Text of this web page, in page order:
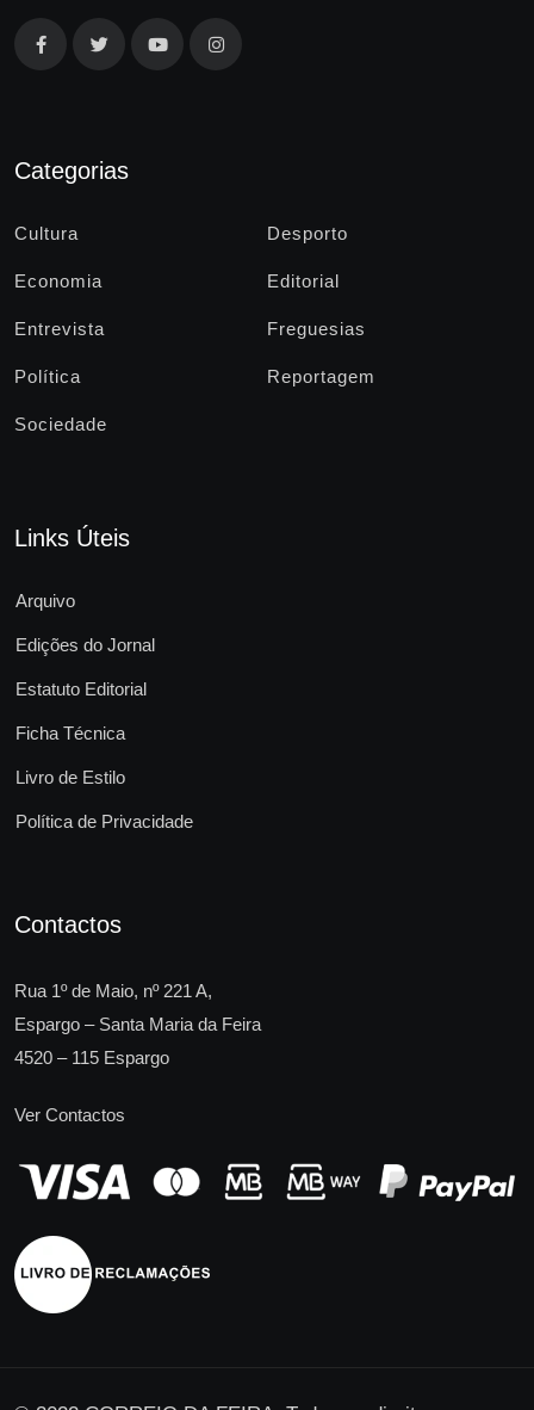
Categorias
Cultura Desporto
Economia Editorial
Entrevista Freguesias
Política Reportagem
Sociedade
Links Úteis
Arquivo
Edições do Jornal
Estatuto Editorial
Ficha Técnica
Livro de Estilo
Política de Privacidade
Contactos
Rua 1º de Maio, nº 221 A,
Espargo – Santa Maria da Feira
4520 – 115 Espargo
Ver Contactos